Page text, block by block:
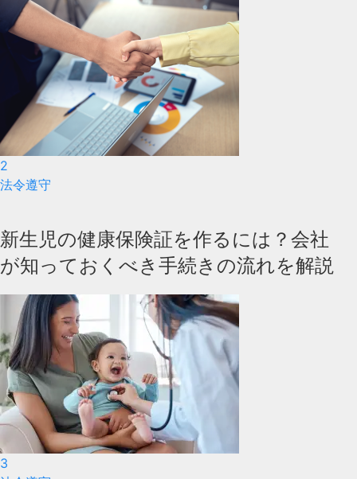
2
法令遵守
新生児の健康保険証を作るには？会社
が知っておくべき手続きの流れを解説
3